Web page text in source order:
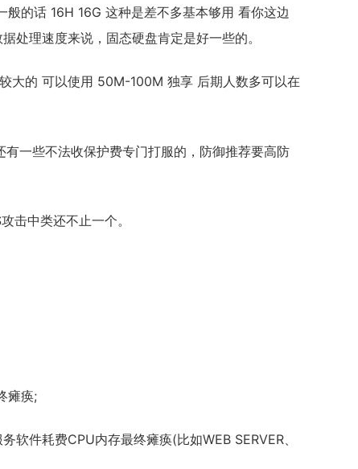
的话 16H 16G 这种是差不多基本够用 看你这边
处理速度来说，固态硬盘肯定是好一些的。
大的 可以使用 50M-100M 独享 后期人数多可以在
一些不法收保护费专门打服的，防御推荐要高防
击中类还不止一个。
瘫痪;
件耗费CPU内存最终瘫痪(比如WEB SERVER、